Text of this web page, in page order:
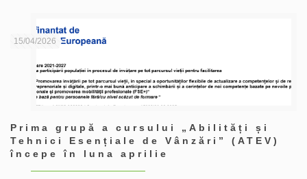
15/04/2026
Prima grupă a cursului „Abilități și
Tehnici Esențiale de Vânzări” (ATEV)
începe în luna aprilie